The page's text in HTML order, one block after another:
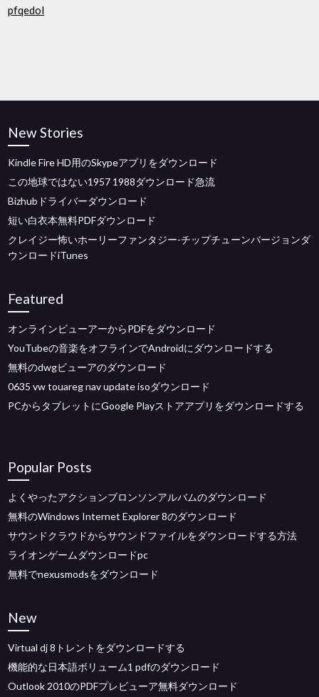
pfqedol
New Stories
Kindle Fire HD用のSkypeアプリをダウンロード
この地球ではない1957 1988ダウンロード急流
Bizhubドライバーダウンロード
短い白衣本無料PDFダウンロード
クレイジー怖いホーリーファンタジー-チップチューンバージョンダ
ウンロードiTunes
Featured
オンラインビューアーからPDFをダウンロード
YouTubeの音楽をオフラインでAndroidにダウンロードする
無料のdwgビューアのダウンロード
0635 vw touareg nav update isoダウンロード
PCからタブレットにGoogle Playストアアプリをダウンロードする
Popular Posts
よくやったアクションブロンソンアルバムのダウンロード
無料のWindows Internet Explorer 8のダウンロード
サウンドクラウドからサウンドファイルをダウンロードする方法
ライオンゲームダウンロードpc
無料でnexusmodsをダウンロード
New
Virtual dj 8トレントをダウンロードする
機能的な日本語ボリューム1 pdfのダウンロード
Outlook 2010のPDFプレビューア無料ダウンロード